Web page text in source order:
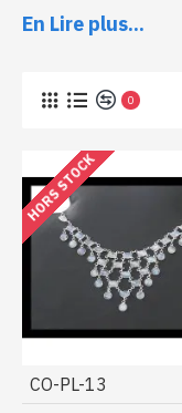
Colliers en
Découvrez la
En Lire plus...
0
HORS STOCK
CO-PL-13